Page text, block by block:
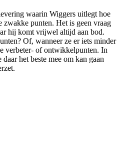
waarin Wiggers uitlegt hoe
zwakke punten. Het is geen vraag
hij komt vrijwel altijd aan bod.
Of, wanneer ze er iets minder
verbeter- of ontwikkelpunten. In
het beste mee om kan gaan